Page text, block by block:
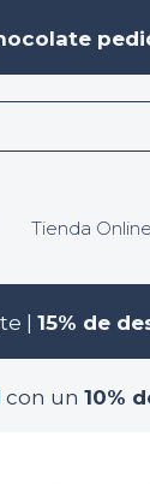
Tienda Online
| 15% de
con un 10%